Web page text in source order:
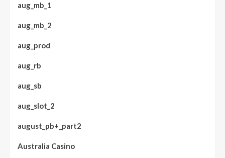
aug_mb_1
aug_mb_2
aug_prod
aug_rb
aug_sb
aug_slot_2
august_pb+_part2
Australia Casino